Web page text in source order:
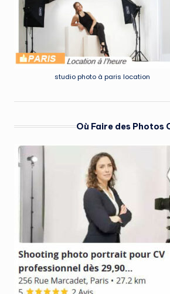
studio photo à paris location
Où Faire des Photos